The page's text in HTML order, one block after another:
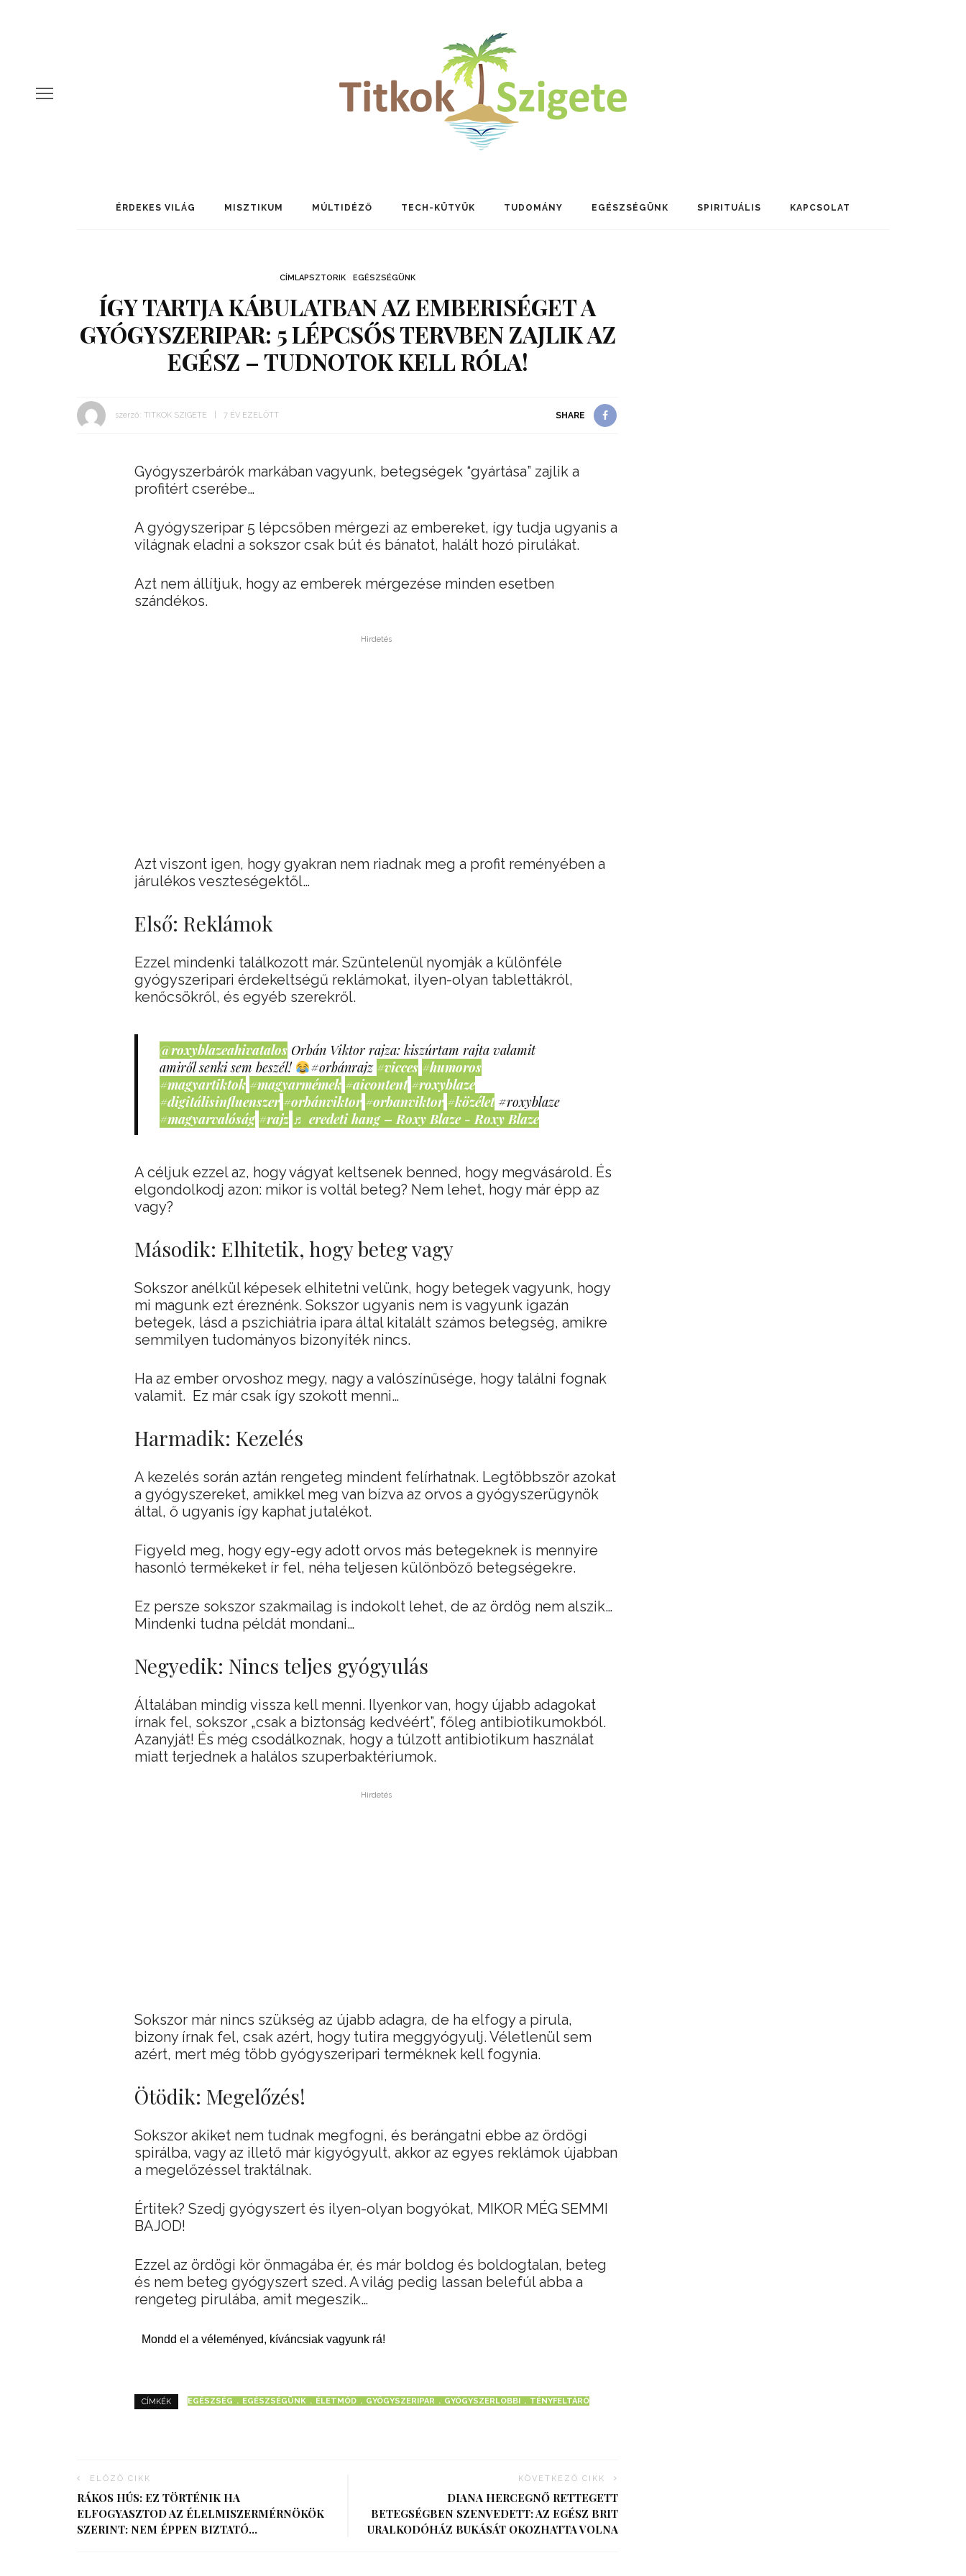
ÉRDEKES VILÁG MISZTIKUM MÚLTIDÉZŐ TECH-KÜTYÜK TUDOMÁNY EGÉSZSÉGÜNK SPIRITUÁLIS KAPCSOLAT
CÍMLAPSZTORIK EGÉSZSÉGÜNK
ÍGY TARTJA KÁBULATBAN AZ EMBERISÉGET A
GYÓGYSZERIPAR: 5 LÉPCSŐS TERVBEN ZAJLIK AZ
EGÉSZ – TUDNOTOK KELL RÓLA!
szerző: TITKOK SZIGETE 7 ÉV EZELŐTT SHARE
Gyógyszerbárók markában vagyunk, betegségek “gyártása” zajlik a
profitért cserébe…
A gyógyszeripar 5 lépcsőben mérgezi az embereket, így tudja ugyanis a
világnak eladni a sokszor csak bút és bánatot, halált hozó pirulákat.
Azt nem állítjuk, hogy az emberek mérgezése minden esetben
szándékos.
Hirdetés
Azt viszont igen, hogy gyakran nem riadnak meg a profit reményében a
járulékos veszteségektől…
Első: Reklámok
Ezzel mindenki találkozott már. Szüntelenül nyomják a különféle
gyógyszeripari érdekeltségű reklámokat, ilyen-olyan tablettákról,
kenőcsökről, és egyéb szerekről.
@roxyblazeahivatalos Orbán Viktor rajza: kiszúrtam rajta valamit
amiről senki sem beszél!
#orbánrajz #vicces #humoros
#magyartiktok #magyarmémek #aicontent #roxyblaze
#digitálisinfluenszer #orbánviktor #orbanviktor #közélet #roxyblaze
#magyarvalóság #rajz ♬ eredeti hang – Roxy Blaze - Roxy Blaze
A céljuk ezzel az, hogy vágyat keltsenek benned, hogy megvásárold. És
elgondolkodj azon: mikor is voltál beteg? Nem lehet, hogy már épp az
vagy?
Második: Elhitetik, hogy beteg vagy
Sokszor anélkül képesek elhitetni velünk, hogy betegek vagyunk, hogy
mi magunk ezt éreznénk. Sokszor ugyanis nem is vagyunk igazán
betegek, lásd a pszichiátria ipara által kitalált számos betegség, amikre
semmilyen tudományos bizonyíték nincs.
Ha az ember orvoshoz megy, nagy a valószínűsége, hogy találni fognak
valamit. Ez már csak így szokott menni…
Harmadik: Kezelés
A kezelés során aztán rengeteg mindent felírhatnak. Legtöbbször azokat
a gyógyszereket, amikkel meg van bízva az orvos a gyógyszerügynök
által, ő ugyanis így kaphat jutalékot.
Figyeld meg, hogy egy-egy adott orvos más betegeknek is mennyire
hasonló termékeket ír fel, néha teljesen különböző betegségekre.
Ez persze sokszor szakmailag is indokolt lehet, de az ördög nem alszik…
Mindenki tudna példát mondani…
Negyedik: Nincs teljes gyógyulás
Általában mindig vissza kell menni. Ilyenkor van, hogy újabb adagokat
írnak fel, sokszor „csak a biztonság kedvéért”, főleg antibiotikumokból.
Azanyját! És még csodálkoznak, hogy a túlzott antibiotikum használat
miatt terjednek a halálos szuperbaktériumok.
Hirdetés
Sokszor már nincs szükség az újabb adagra, de ha elfogy a pirula,
bizony írnak fel, csak azért, hogy tutira meggyógyulj. Véletlenül sem
azért, mert még több gyógyszeripari terméknek kell fogynia.
Ötödik: Megelőzés!
Sokszor akiket nem tudnak megfogni, és berángatni ebbe az ördögi
spirálba, vagy az illető már kigyógyult, akkor az egyes reklámok újabban
a megelőzéssel traktálnak.
Értitek? Szedj gyógyszert és ilyen-olyan bogyókat, MIKOR MÉG SEMMI
BAJOD!
Ezzel az ördögi kör önmagába ér, és már boldog és boldogtalan, beteg
és nem beteg gyógyszert szed. A világ pedig lassan belefúl abba a
rengeteg pirulába, amit megeszik…
Mondd el a véleményed, kíváncsiak vagyunk rá!
CÍMKÉK EGÉSZSÉG EGÉSZSÉGÜNK ÉLETMÓD GYÓGYSZERIPAR GYÓGYSZERLOBBI TÉNYFELTÁRÓ
ELŐZŐ CIKK
RÁKOS HÚS: EZ TÖRTÉNIK HA
ELFOGYASZTOD AZ ÉLELMISZERMÉRNÖKÖK
SZERINT: NEM ÉPPEN BIZTATÓ…
KÖVETKEZŐ CIKK
DIANA HERCEGNŐ RETTEGETT
BETEGSÉGBEN SZENVEDETT: AZ EGÉSZ BRIT
URALKODÓHÁZ BUKÁSÁT OKOZHATTA VOLNA